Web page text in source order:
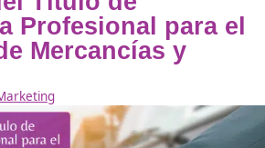
de
Requisitos,
y Salidas